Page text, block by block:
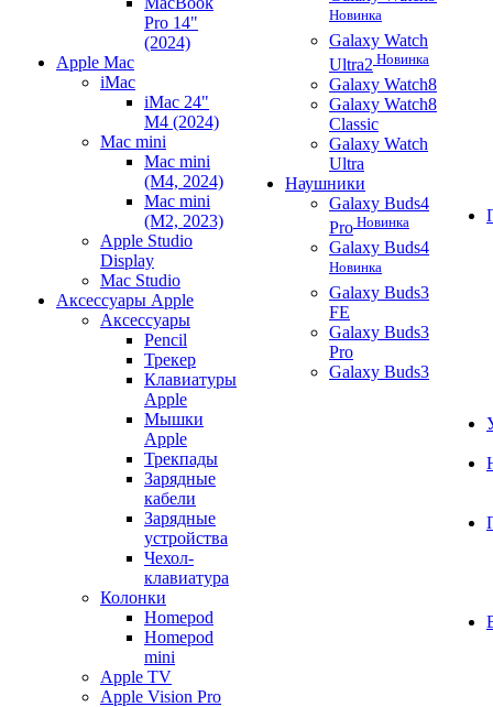
Pro 14"
(2024)
Apple Mac
iMac
iMac 24"
M4 (2024)
Mac mini
Mac mini
(M4, 2024)
Mac mini
(M2, 2023)
Apple Studio
Display
Mac Studio
Аксессуары Apple
Аксессуары
Pencil
Трекер
Клавиатуры
Apple
Мышки
Apple
Трекпады
Зарядные
кабели
Зарядные
устройства
Чехол-
клавиатура
Колонки
Homepod
Homepod
mini
Apple TV
Apple Vision Pro
Новинка
Galaxy Watch
Ultra2 Новинка
Galaxy Watch8
Galaxy Watch8
Classic
Galaxy Watch
Ultra
Наушники
Galaxy Buds4
Pro Новинка
Galaxy Buds4
Новинка
Galaxy Buds3
FE
Galaxy Buds3
Pro
Galaxy Buds3